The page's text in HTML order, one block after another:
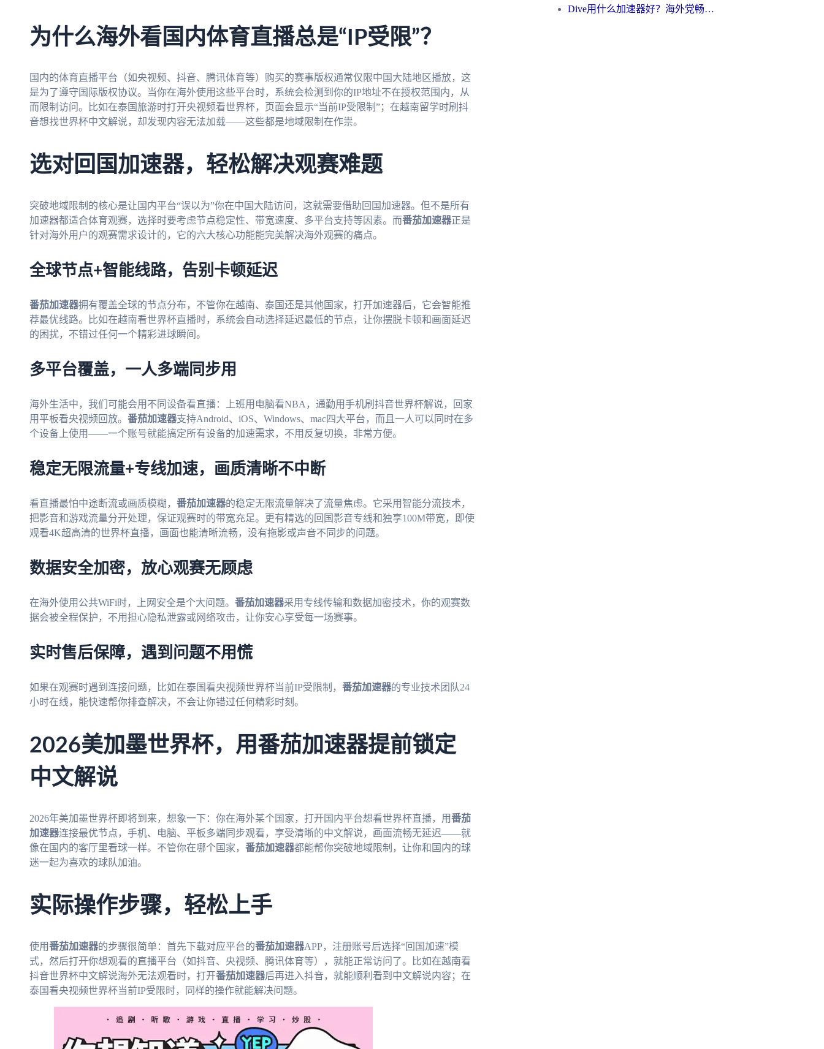
为什么海外看国内体育直播总是“IP受限”？
国内的体育直播平台（如央视频、抖音、腾讯体育等）购买的赛事版权通常仅限中国大陆地区播放，这
是为了遵守国际版权协议。当你在海外使用这些平台时，系统会检测到你的IP地址不在授权范围内，从
而限制访问。比如在泰国旅游时打开央视频看世界杯，页面会显示“当前IP受限制”；在越南留学时刷抖
音想找世界杯中文解说，却发现内容无法加载——这些都是地域限制在作祟。
选对回国加速器，轻松解决观赛难题
突破地域限制的核心是让国内平台“误以为”你在中国大陆访问，这就需要借助回国加速器。但不是所有
加速器都适合体育观赛，选择时要考虑节点稳定性、带宽速度、多平台支持等因素。而番茄加速器正是
针对海外用户的观赛需求设计的，它的六大核心功能能完美解决海外观赛的痛点。
全球节点+智能线路，告别卡顿延迟
番茄加速器拥有覆盖全球的节点分布，不管你在越南、泰国还是其他国家，打开加速器后，它会智能推
荐最优线路。比如在越南看世界杯直播时，系统会自动选择延迟最低的节点，让你摆脱卡顿和画面延迟
的困扰，不错过任何一个精彩进球瞬间。
多平台覆盖，一人多端同步用
海外生活中，我们可能会用不同设备看直播：上班用电脑看NBA，通勤用手机刷抖音世界杯解说，回家
用平板看央视频回放。 番茄加速器支持Android、iOS、Windows、mac四大平台，而且一人可以同时在多
个设备上使用——一个账号就能搞定所有设备的加速需求，不用反复切换，非常方便。
稳定无限流量+专线加速，画质清晰不中断
看直播最怕中途断流或画质模糊， 番茄加速器的稳定无限流量解决了流量焦虑。它采用智能分流技术，
把影音和游戏流量分开处理，保证观赛时的带宽充足。更有精选的回国影音专线和独享100M带宽，即使
观看4K超高清的世界杯直播，画面也能清晰流畅，没有拖影或声音不同步的问题。
数据安全加密，放心观赛无顾虑
在海外使用公共WiFi时，上网安全是个大问题。 番茄加速器采用专线传输和数据加密技术，你的观赛数
据会被全程保护，不用担心隐私泄露或网络攻击，让你安心享受每一场赛事。
实时售后保障，遇到问题不用慌
如果在观赛时遇到连接问题，比如在泰国看央视频世界杯当前IP受限制， 番茄加速器的专业技术团队24
小时在线，能快速帮你排查解决，不会让你错过任何精彩时刻。
2026美加墨世界杯，用番茄加速器提前锁定
中文解说
2026年美加墨世界杯即将到来，想象一下：你在海外某个国家，打开国内平台想看世界杯直播，用番茄
加速器连接最优节点，手机、电脑、平板多端同步观看，享受清晰的中文解说，画面流畅无延迟——就
像在国内的客厅里看球一样。不管你在哪个国家， 番茄加速器都能帮你突破地域限制，让你和国内的球
迷一起为喜欢的球队加油。
实际操作步骤，轻松上手
使用番茄加速器的步骤很简单：首先下载对应平台的番茄加速器APP，注册账号后选择“回国加速”模
式，然后打开你想观看的直播平台（如抖音、央视频、腾讯体育等），就能正常访问了。比如在越南看
抖音世界杯中文解说海外无法观看时，打开番茄加速器后再进入抖音，就能顺利看到中文解说内容；在
泰国看央视频世界杯当前IP受限时，同样的操作就能解决问题。
Dive用什么加速器好？海外党畅玩国服游戏的终极避坑指南